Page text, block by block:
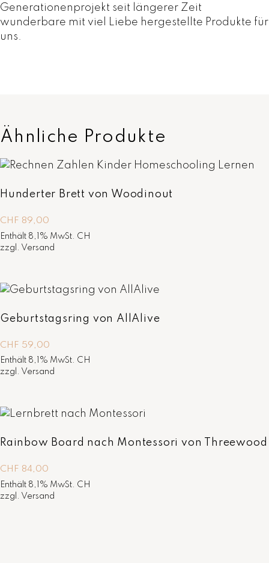
Generationenprojekt seit längerer Zeit
wunderbare mit viel Liebe hergestellte Produkte für
uns.
Ähnliche Produkte
Hunderter Brett von Woodinout
CHF 89,00
Enthält 8,1% MwSt. CH
zzgl. Versand
Geburtstagsring von AllAlive
CHF 59,00
Enthält 8,1% MwSt. CH
zzgl. Versand
Rainbow Board nach Montessori von Threewood
CHF 84,00
Enthält 8,1% MwSt. CH
zzgl. Versand